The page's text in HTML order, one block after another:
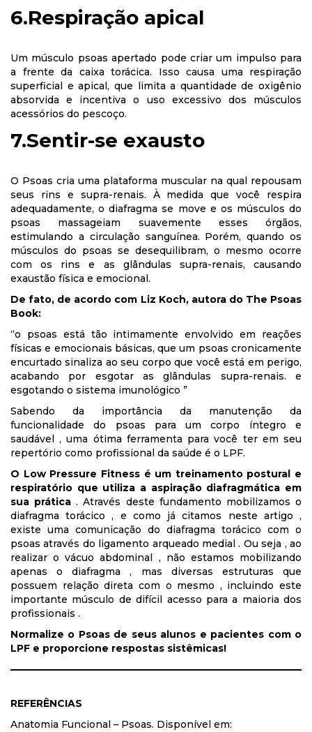
6.Respiração apical
Um músculo psoas apertado pode criar um impulso para
a frente da caixa torácica. Isso causa uma respiração
superficial e apical, que limita a quantidade de oxigênio
absorvida e incentiva o uso excessivo dos músculos
acessórios do pescoço.
7.Sentir-se exausto
O Psoas cria uma plataforma muscular na qual repousam
seus rins e supra-renais. À medida que você respira
adequadamente, o diafragma se move e os músculos do
psoas massageiam suavemente esses órgãos,
estimulando a circulação sanguínea. Porém, quando os
músculos do psoas se desequilibram, o mesmo ocorre
com os rins e as glândulas supra-renais, causando
exaustão física e emocional.
De fato, de acordo com Liz Koch, autora do The Psoas
Book:
“o psoas está tão intimamente envolvido em reações
físicas e emocionais básicas, que um psoas cronicamente
encurtado sinaliza ao seu corpo que você está em perigo,
acabando por esgotar as glândulas supra-renais. e
esgotando o sistema imunológico ”
Sabendo da importância da manutenção da
funcionalidade do psoas para um corpo íntegro e
saudável , uma ótima ferramenta para você ter em seu
repertório como profissional da saúde é o LPF.
O Low Pressure Fitness é um treinamento postural e
respiratório que utiliza a aspiração diafragmática em
sua prática . Através deste fundamento mobilizamos o
diafragma torácico , e como já citamos neste artigo ,
existe uma comunicação do diafragma torácico com o
psoas através do ligamento arqueado medial . Ou seja , ao
realizar o vácuo abdominal , não estamos mobilizando
apenas o diafragma , mas diversas estruturas que
possuem relação direta com o mesmo , incluindo este
importante músculo de difícil acesso para a maioria dos
profissionais .
Normalize o Psoas de seus alunos e pacientes com o
LPF e proporcione respostas sistêmicas!
REFERÊNCIAS
Anatomia Funcional – Psoas​. Disponível em: